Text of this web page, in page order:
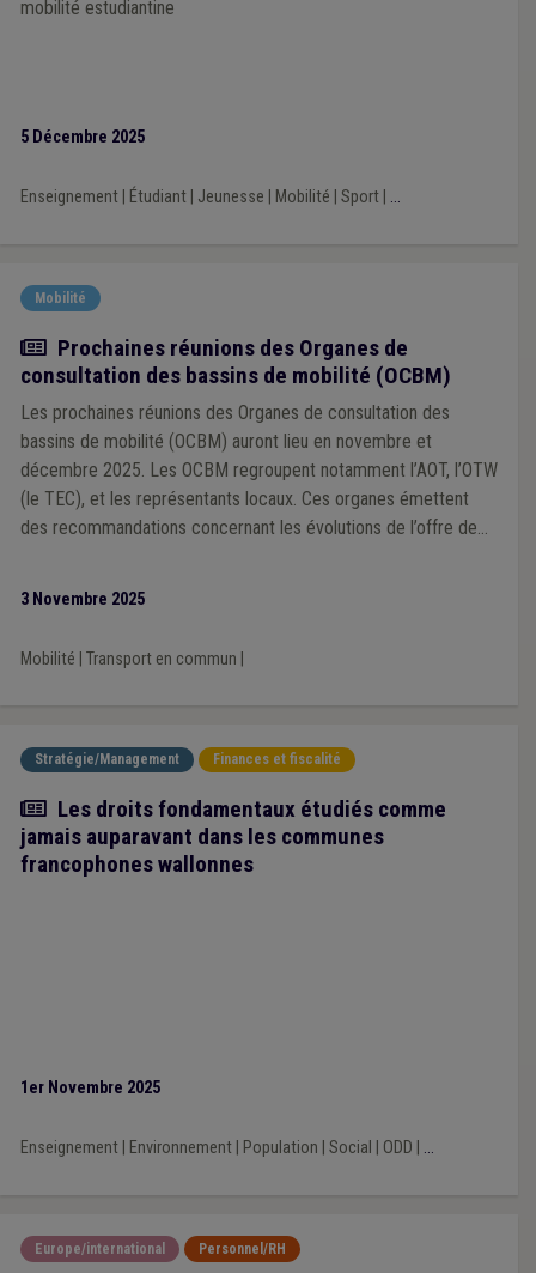
mobilité estudiantine
5 Décembre 2025
Enseignement| Étudiant| Jeunesse Mobilité Sport| ...
Mobilité
Actualité
Prochaines réunions des Organes de
consultation des bassins de mobilité (OCBM)
Les prochaines réunions des Organes de consultation des
bassins de mobilité (OCBM) auront lieu en novembre et
décembre 2025. Les OCBM regroupent notamment l’AOT, l’OTW
(le TEC), et les représentants locaux. Ces organes émettent
des recommandations concernant les évolutions de l’offre de
3 Novembre 2025
Mobilité Transport en commun
Stratégie/Management Finances et fiscalité
Article
Les droits fondamentaux étudiés comme
jamais auparavant dans les communes
francophones wallonnes
1er Novembre 2025
Enseignement| Environnement| Population Social ODD ...
Europe/international Personnel/RH